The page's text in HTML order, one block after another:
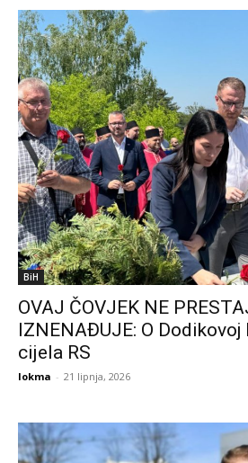
BiH
OVAJ ČOVJEK NE
IZNENAĐUJE: O
cijela RS
lokma - 21 lipnja, 2026